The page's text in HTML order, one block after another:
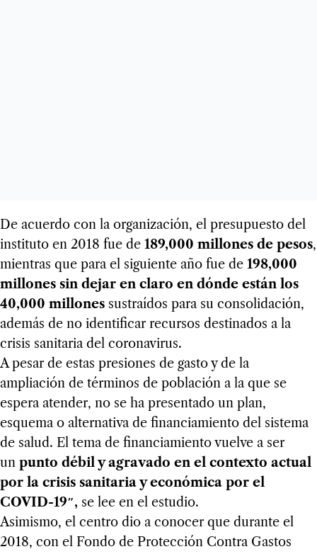
De acuerdo con la organización, el presupuesto del
instituto en 2018 fue de 189,000 millones de pesos,
mientras que para el siguiente año fue de 198,000
millones sin dejar en claro en dónde están los
40,000 millones sustraídos para su consolidación,
además de no identificar recursos destinados a la
crisis sanitaria del coronavirus.
A pesar de estas presiones de gasto y de la
ampliación de términos de población a la que se
espera atender, no se ha presentado un plan,
esquema o alternativa de financiamiento del sistema
de salud. El tema de financiamiento vuelve a ser
un punto débil y agravado en el contexto actual
por la crisis sanitaria y económica por el
COVID-19″, se lee en el estudio.
Asimismo, el centro dio a conocer que durante el
2018, con el Fondo de Protección Contra Gastos